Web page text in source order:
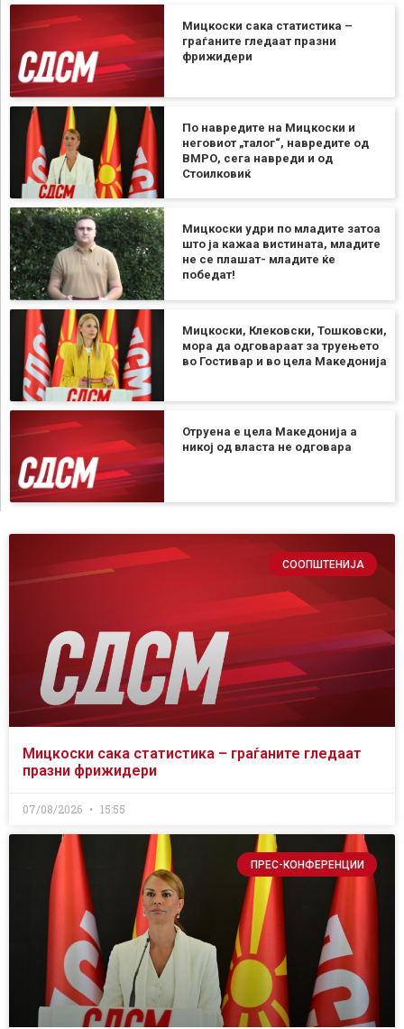
Мицкоски сака статистика –
граѓаните гледаат празни
фрижидери
По навредите на Мицкоски и
неговиот „талог“, навредите од
ВМРО, сега навреди и од
Стоилковиќ
Мицкоски удри по младите затоа
што ја кажаа вистината, младите
не се плашат- младите ќе
победат!
Мицкоски, Клековски, Тошковски,
мора да одговараат за труењето
во Гостивар и во цела Македонија
Отруена е цела Македонија а
никој од власта не одговара
СООПШТЕНИЈА
Мицкоски сака статистика – граѓаните гледаат
празни фрижидери
07/08/2026 15:55
ПРЕС-КОНФЕРЕНЦИИ